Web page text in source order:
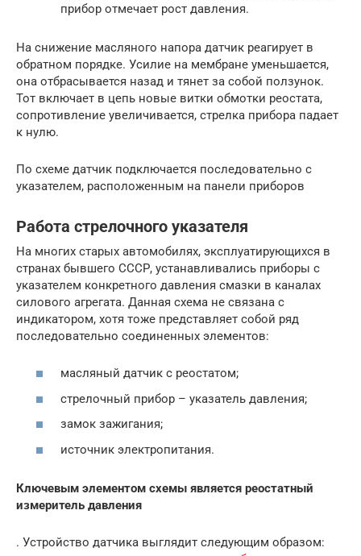
прибор отмечает рост давления.
На снижение масляного напора датчик реагирует в
обратном порядке. Усилие на мембране уменьшается,
она отбрасывается назад и тянет за собой ползунок.
Тот включает в цепь новые витки обмотки реостата,
сопротивление увеличивается, стрелка прибора падает
к нулю.
По схеме датчик подключается последовательно с
указателем, расположенным на панели приборов
Работа стрелочного указателя
На многих старых автомобилях, эксплуатирующихся в
странах бывшего СССР, устанавливались приборы с
указателем конкретного давления смазки в каналах
силового агрегата. Данная схема не связана с
индикатором, хотя тоже представляет собой ряд
последовательно соединенных элементов:
масляный датчик с реостатом;
стрелочный прибор – указатель давления;
замок зажигания;
источник электропитания.
Ключевым элементом схемы является реостатный
измеритель давления
. Устройство датчика выглядит следующим образом: